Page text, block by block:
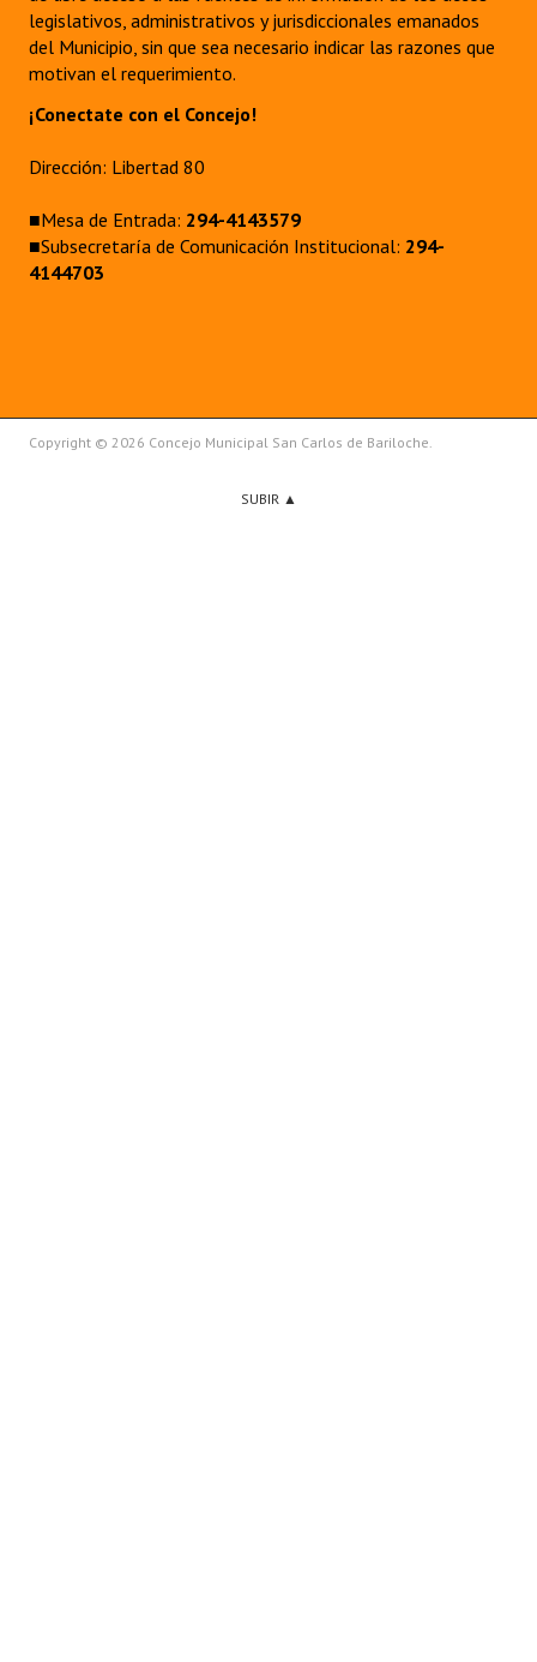
legislativos, administrativos y jurisdiccionales emanados
del Municipio, sin que sea necesario indicar las razones que
motivan el requerimiento.
¡Conectate con el Concejo!
Dirección: Libertad 80
■Mesa de Entrada: 294-4143579
■Subsecretaría de Comunicación Institucional: 294-
4144703
Copyright © 2026 Concejo Municipal San Carlos de Bariloche.
SUBIR ▲